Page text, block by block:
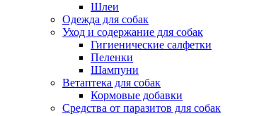
Шлеи
Одежда для собак
Уход и содержание для собак
Гигиенические салфетки
Пеленки
Шампуни
Ветаптека для собак
Кормовые добавки
Средства от паразитов для собак